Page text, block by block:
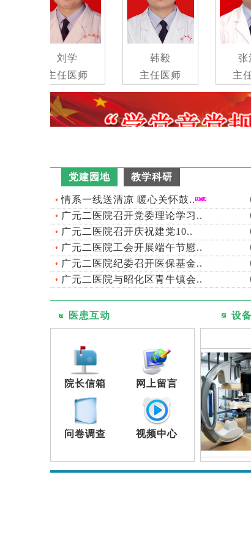
主任医师
主任医师
张清云
主任医
党建园地 教学科研
情系一线送清凉 暖心关怀鼓..
广元二医院召开党委理论学习..
广元二医院召开庆祝建党10..
广元二医院工会开展端午节慰..
广元二医院纪委召开医保基金..
广元二医院与昭化区青牛镇会..
医患互动 设
院长信箱 网上留言
问卷调查 视频中心